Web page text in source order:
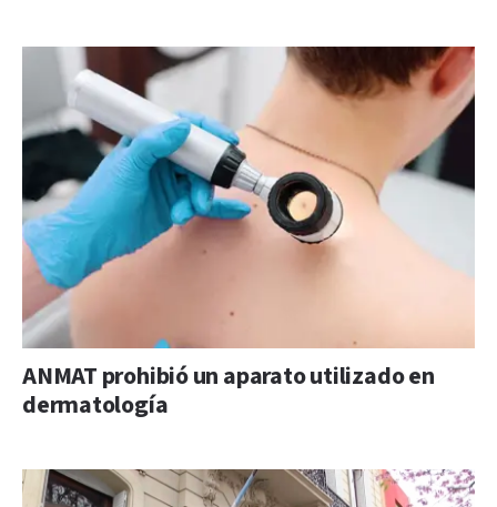
ANMAT prohibió un aparato utilizado en
dermatología